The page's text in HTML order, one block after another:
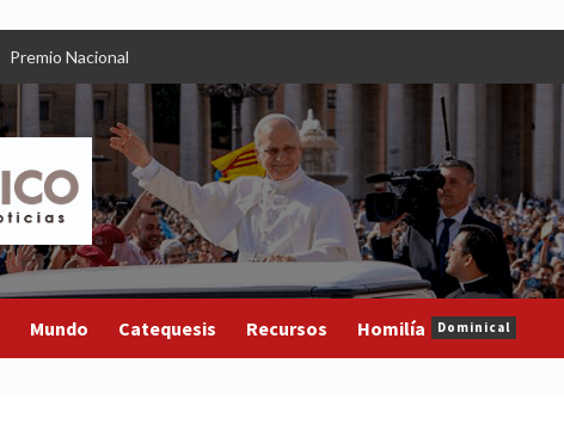
Premio Nacional
Mundo Catequesis Recursos Homilía Dominical